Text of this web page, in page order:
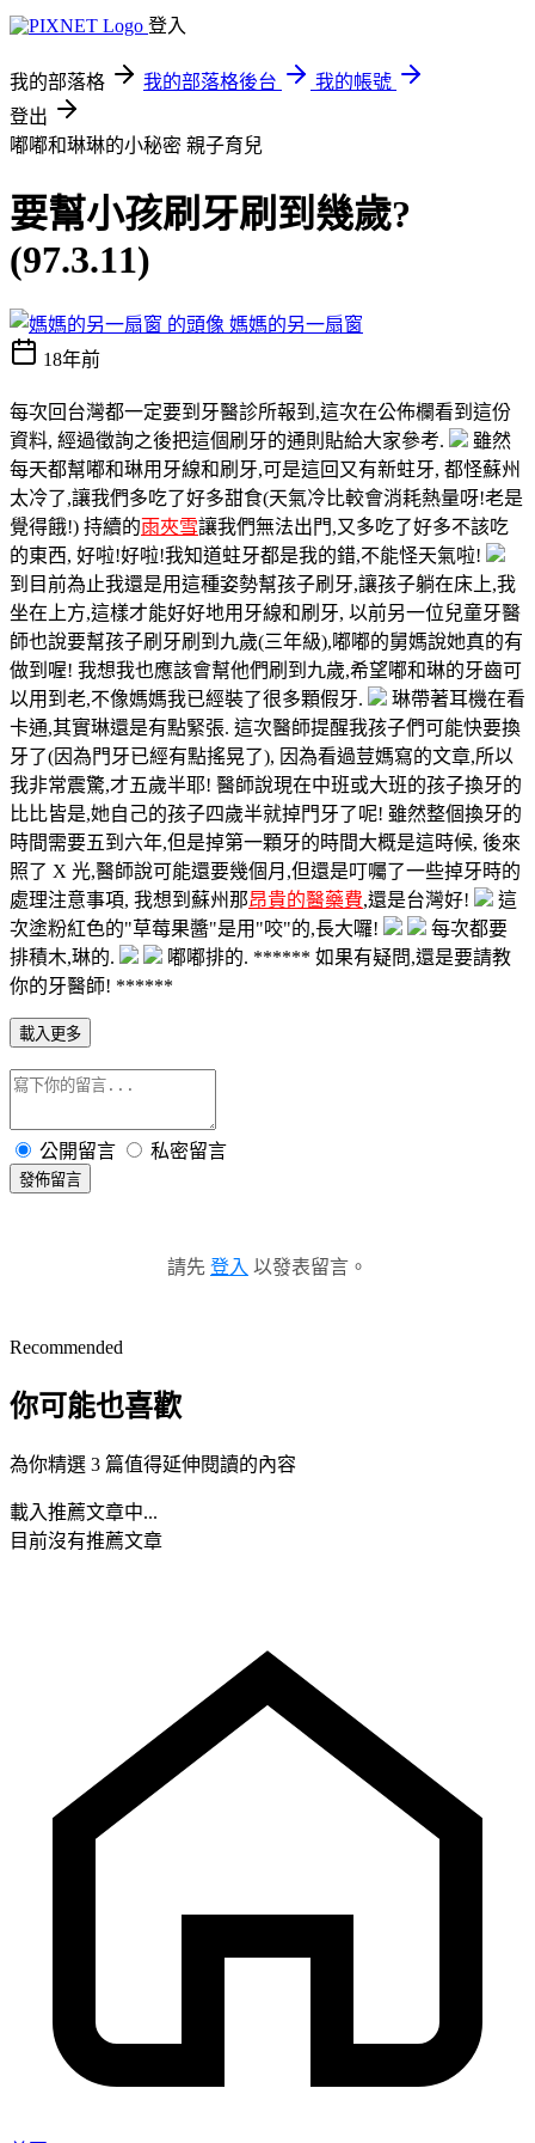
登入
我的部落格 我的部落格後台
我的帳號
登出
嘟嘟和琳琳的小秘密 親子育兒
要幫小孩刷牙刷到幾歲?
(97.3.11)
媽媽的另一扇窗
18年前
每次回台灣都一定要到牙醫診所報到,這次在公佈欄看到這份
資料, 經過徵詢之後把這個刷牙的通則貼給大家參考.
雖然
每天都幫嘟和琳用牙線和刷牙,可是這回又有新蛀牙, 都怪蘇州
太冷了,讓我們多吃了好多甜食(天氣冷比較會消耗熱量呀!老是
覺得餓!) 持續的雨夾雪讓我們無法出門,又多吃了好多不該吃
的東西, 好啦!好啦!我知道蛀牙都是我的錯,不能怪天氣啦!
到目前為止我還是用這種姿勢幫孩子刷牙,讓孩子躺在床上,我
坐在上方,這樣才能好好地用牙線和刷牙, 以前另一位兒童牙醫
師也說要幫孩子刷牙刷到九歲(三年級),嘟嘟的舅媽說她真的有
做到喔! 我想我也應該會幫他們刷到九歲,希望嘟和琳的牙齒可
以用到老,不像媽媽我已經裝了很多顆假牙.
琳帶著耳機在看
卡通,其實琳還是有點緊張. 這次醫師提醒我孩子們可能快要換
牙了(因為門牙已經有點搖晃了), 因為看過荳媽寫的文章,所以
我非常震驚,才五歲半耶! 醫師說現在中班或大班的孩子換牙的
比比皆是,她自己的孩子四歲半就掉門牙了呢! 雖然整個換牙的
時間需要五到六年,但是掉第一顆牙的時間大概是這時候, 後來
照了 X 光,醫師說可能還要幾個月,但還是叮囑了一些掉牙時的
處理注意事項, 我想到蘇州那昂貴的醫藥費,還是台灣好!
這
次塗粉紅色的"草莓果醬"是用"咬"的,長大囉!
每次都要
排積木,琳的.
嘟嘟排的. ****** 如果有疑問,還是要請教
你的牙醫師! ******
載入更多
公開留言 私密留言
發佈留言
請先 登入 以發表留言。
Recommended
你可能也喜歡
為你精選 3 篇值得延伸閱讀的內容
載入推薦文章中...
目前沒有推薦文章